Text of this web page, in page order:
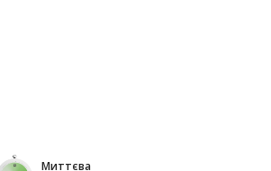
Миттєва